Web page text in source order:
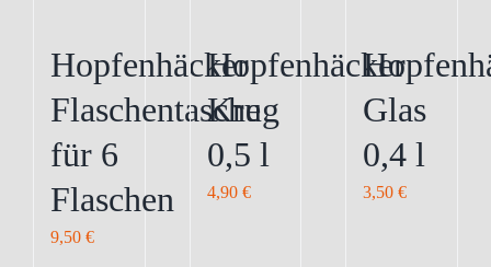
Hopfenhäcker
Flaschentasche
für 6
Flaschen
9,50 €
Hopfenhäcker
Krug
0,5 l
4,90 €
Glas
0,4 l
3,50€